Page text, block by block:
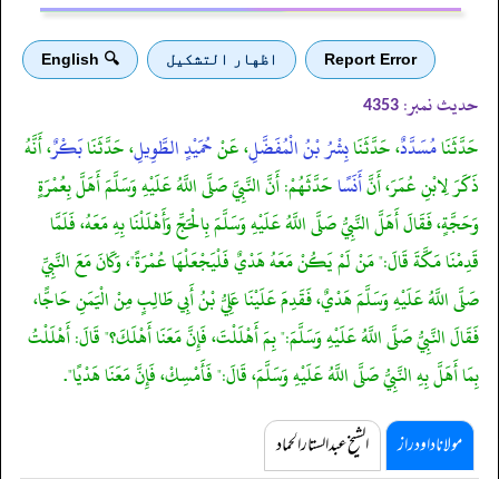
Report Error اظهار التشكيل 🔍 English
حدیث نمبر: 4353
حَدَّثَنَامُسَدَّدٌ، حَدَّثَنَابِشْرُ بْنُ الْمُفَضَّلِ، عَنْحُمَيْدٍ الطَّوِيلِ، حَدَّثَنَابَكْرٌ، أَنَّهُ
ذَكَرَ لِابْنِ عُمَرَ، أَنَّأَنَسًاحَدَّثَهُمْ: أَنَّ النَّبِيَّ صَلَّى اللَّهُ عَلَيْهِ وَسَلَّمَ أَهَلَّ بِعُمْرَةٍ
وَحَجَّةٍ، فَقَالَ أَهَلَّ النَّبِيُّ صَلَّى اللَّهُ عَلَيْهِ وَسَلَّمَ بِالْحَجِّ وَأَهْلَلْنَا بِهِ مَعَهُ، فَلَمَّا
قَدِمْنَا مَكَّةَ قَالَ:" مَنْ لَمْ يَكُنْ مَعَهُ هَدْيٌ فَلْيَجْعَلْهَا عُمْرَةً"، وَكَانَ مَعَ النَّبِيِّ
صَلَّى اللَّهُ عَلَيْهِ وَسَلَّمَ هَدْيٌ، فَقَدِمَ عَلَيْنَا عَلِيُّ بْنُ أَبِي طَالِبٍ مِنْ الْيَمَنِ حَاجًّا،
فَقَالَ النَّبِيُّ صَلَّى اللَّهُ عَلَيْهِ وَسَلَّمَ:" بِمَ أَهْلَلْتَ، فَإِنَّ مَعَنَا أَهْلَكَ؟" قَالَ: أَهْلَلْتُ
بِمَا أَهَلَّ بِهِ النَّبِيُّ صَلَّى اللَّهُ عَلَيْهِ وَسَلَّمَ، قَالَ:" فَأَمْسِكْ، فَإِنَّ مَعَنَا هَدْيًا".
مولانا داود راز الشیخ عبدالستار الحماد